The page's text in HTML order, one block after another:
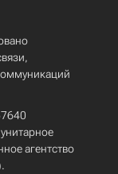
агентство